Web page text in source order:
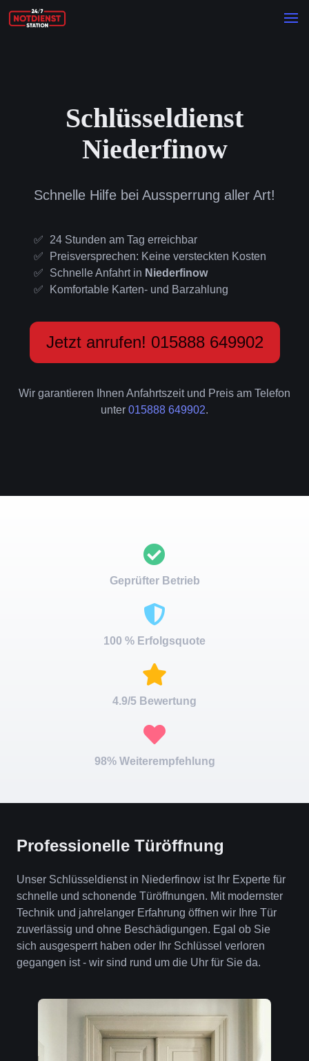
Schlüsseldienst
Niederfinow
Schnelle Hilfe bei Aussperrung aller Art!
24 Stunden am Tag erreichbar
Preisversprechen: Keine versteckten Kosten
Schnelle Anfahrt in Niederfinow
Komfortable Karten- und Barzahlung
Jetzt anrufen! 015888 649902
Wir garantieren Ihnen Anfahrtszeit und Preis am Telefon
unter 015888 649902.
Geprüfter Betrieb
100 % Erfolgsquote
4.9/5 Bewertung
98% Weiterempfehlung
Professionelle Türöffnung
Unser Schlüsseldienst in Niederfinow ist Ihr Experte für
schnelle und schonende Türöffnungen. Mit modernster
Technik und jahrelanger Erfahrung öffnen wir Ihre Tür
zuverlässig und ohne Beschädigungen. Egal ob Sie
sich ausgesperrt haben oder Ihr Schlüssel verloren
gegangen ist - wir sind rund um die Uhr für Sie da.